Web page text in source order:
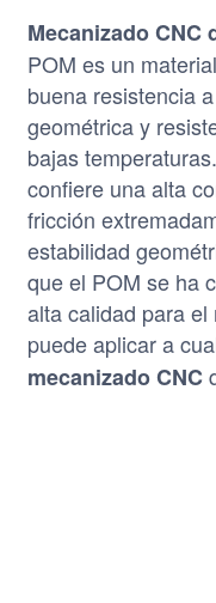
Mecanizado CNC
POM es un
buena resistencia
geométrica y
bajas
confiere una alta
fricción
estabilidad
que el POM se ha
alta calidad para
puede aplicar a
mecanizado CNC